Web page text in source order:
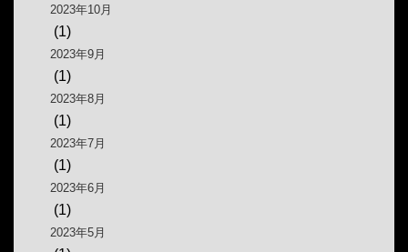
2023年10月
(1)
2023年9月
(1)
2023年8月
(1)
2023年7月
(1)
2023年6月
(1)
2023年5月